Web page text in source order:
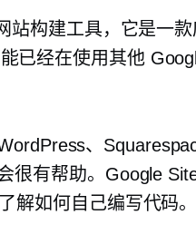
站构建工具，它是一
已经在使用其他
、
很有帮助。Google
解如何自己编写代码